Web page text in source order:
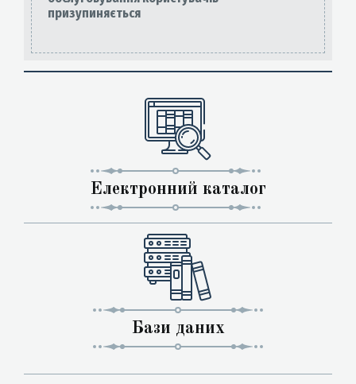
призупиняється
Електронний каталог
Бази даних